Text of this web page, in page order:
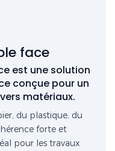
face
est une solution
conçue pour un
matériaux.
du plastique, du
forte et
pour les travaux